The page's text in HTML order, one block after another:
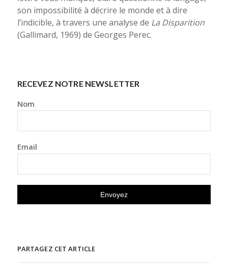
son impossibilité à décrire le monde et à dire
l’indicible, à travers une analyse de La Disparition
(Gallimard, 1969) de Georges Perec.
RECEVEZ NOTRE NEWSLETTER
Nom
Email
PARTAGEZ CET ARTICLE